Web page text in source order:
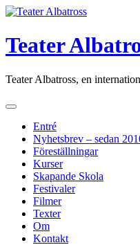
Skip
content
Teater
Teater Albatross, en
Entré
Nyhetsbrev – sedan
Föreställningar
Kurser
Skapande Skola
Festivaler
Filmer
Texter
Om
Kontakt